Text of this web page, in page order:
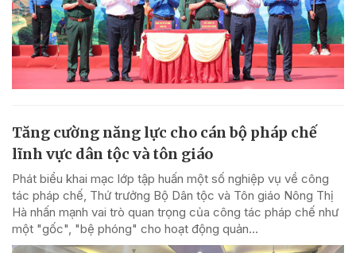
Tăng cường năng lực cho cán bộ pháp chế
lĩnh vực dân tộc và tôn giáo
Phát biểu khai mạc lớp tập huấn một số nghiệp vụ về công
tác pháp chế, Thứ trưởng Bộ Dân tộc và Tôn giáo Nông Thị
Hà nhấn mạnh vai trò quan trọng của công tác pháp chế như
một "gốc", "bệ phóng" cho hoạt động quản...